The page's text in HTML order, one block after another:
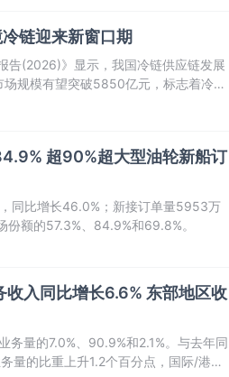
链迎来新窗口期
告(2026)》显示，我国冷链供应链发展
规模有望突破5850亿元，标志着冷链
阶段迈进。
超90%超大型油轮新船订
同比增长46.0%；新接订单量5953万
额的57.3%、84.9%和69.8%。
入同比增长6.6% 东部地区收
务量的7.0%、90.9%和2.1%。与去年同
量的比重上升1.2个百分点，国际/港澳